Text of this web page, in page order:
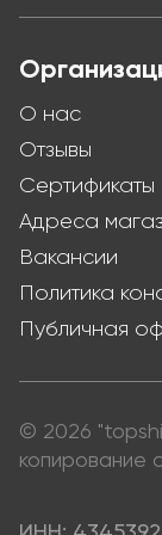
О нас
Отзывы
Сертификаты
Адреса
Вакансии
Политика
Публичная
© 2026
копирование